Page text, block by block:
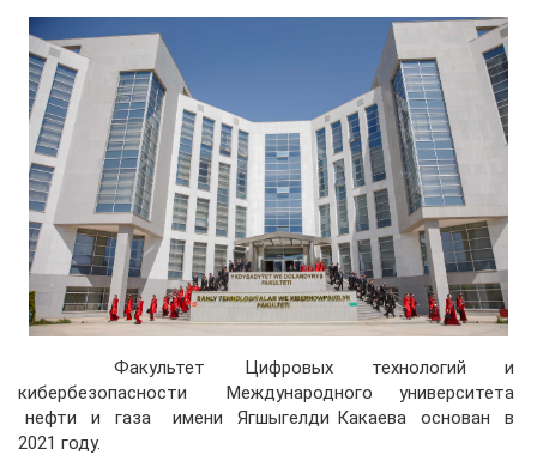
Факультет Цифровых технологий и
кибербезопасности Международного университета
нефти и газа имени Ягшыгелди Какаева основан в
2021 году.